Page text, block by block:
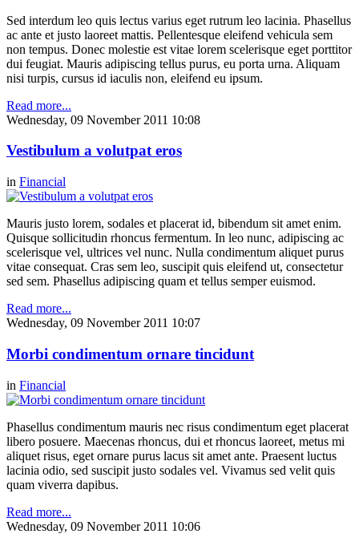
Sed interdum leo quis lectus varius eget rutrum leo lacinia. Phasellus
ac ante et justo laoreet mattis. Pellentesque eleifend vehicula sem
non tempus. Donec molestie est vitae lorem scelerisque eget porttitor
dui feugiat. Mauris adipiscing tellus purus, eu porta urna. Aliquam
nisi turpis, cursus id iaculis non, eleifend eu ipsum.
Read more...
Wednesday, 09 November 2011 10:08
Vestibulum a volutpat eros
in Financial
Mauris justo lorem, sodales et placerat id, bibendum sit amet enim.
Quisque sollicitudin rhoncus fermentum. In leo nunc, adipiscing ac
scelerisque vel, ultrices vel nunc. Nulla condimentum aliquet purus
vitae consequat. Cras sem leo, suscipit quis eleifend ut, consectetur
sed sem. Phasellus adipiscing quam et tellus semper euismod.
Read more...
Wednesday, 09 November 2011 10:07
Morbi condimentum ornare tincidunt
in Financial
Phasellus condimentum mauris nec risus condimentum eget placerat
libero posuere. Maecenas rhoncus, dui et rhoncus laoreet, metus mi
aliquet risus, eget ornare purus lacus sit amet ante. Praesent luctus
lacinia odio, sed suscipit justo sodales vel. Vivamus sed velit quis
quam viverra dapibus.
Read more...
Wednesday, 09 November 2011 10:06